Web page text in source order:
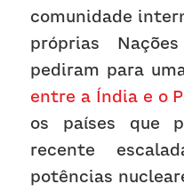
comunidade
próprias
pediram para
entre a Índia e o
os países que
recente
potências